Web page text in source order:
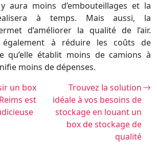
aura moins d’embouteillages et la
à temps. Mais aussi, la
d’améliorer la qualité de l’air.
à réduire les coûts de
qu’elle établit moins de camions à
moins de dépenses.
un box
est
Trouvez la solution
idéale à vos besoins de
stockage en louant un
box de stockage de
qualité